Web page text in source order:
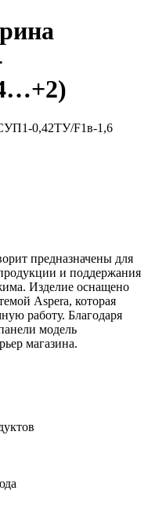
предназначены для
и поддержания
Изделие оснащено
Aspera, которая
работу. Благодаря
модель
магазина.
да